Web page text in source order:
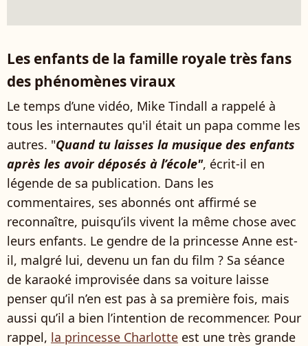
Les enfants de la famille royale très fans
des phénomènes viraux
Le temps d’une vidéo, Mike Tindall a rappelé à
tous les internautes qu'il était un papa comme les
autres. "Quand tu laisses la musique des enfants
après les avoir déposés à l’école", écrit-il en
légende de sa publication. Dans les
commentaires, ses abonnés ont affirmé se
reconnaître, puisqu’ils vivent la même chose avec
leurs enfants. Le gendre de la princesse Anne est-
il, malgré lui, devenu un fan du film ? Sa séance
de karaoké improvisée dans sa voiture laisse
penser qu’il n’en est pas à sa première fois, mais
aussi qu’il a bien l’intention de recommencer. Pour
rappel, la princesse Charlotte est une très grande